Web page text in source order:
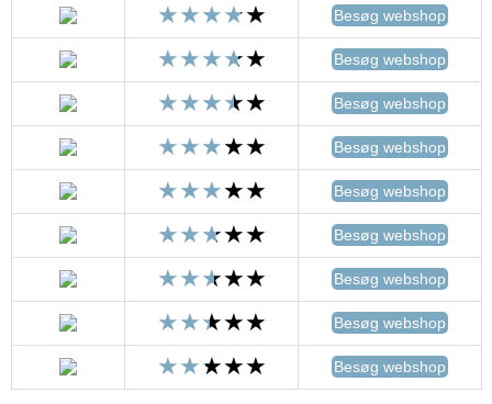
Besøg webshop
Besøg webshop
Besøg webshop
Besøg webshop
Besøg webshop
Besøg webshop
Besøg webshop
Besøg webshop
Besøg webshop